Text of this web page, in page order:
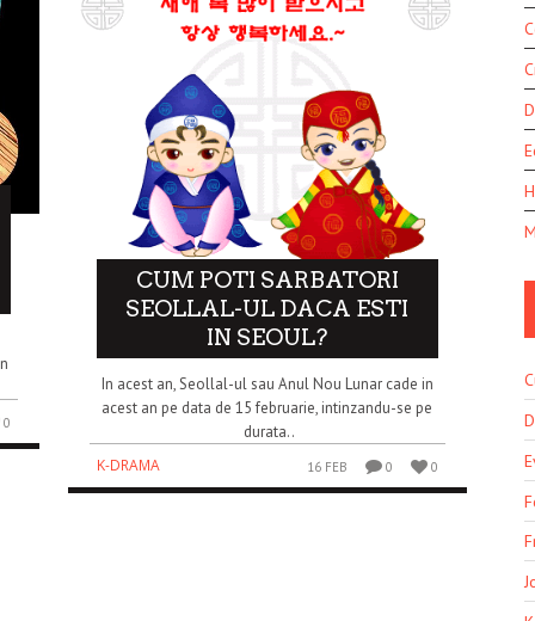
0
CUM POTI SARBATORI
SEOLLAL-UL DACA ESTI
IN SEOUL?
In acest an, Seollal-ul sau Anul Nou Lunar cade in
acest an pe data de 15 februarie, intinzandu-se pe
durata..
K-DRAMA
16 FEB 0 0